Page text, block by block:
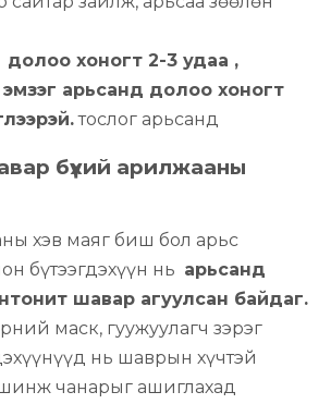
долоо хоногт 2-3 удаа ,
арьсанд долоо хоногт
тослог арьсанд
бүхий арилжааны
хэв маяг биш бол арьс
бүтээгдэхүүн нь арьсанд
шавар агуулсан байдаг.
маск, гуужуулагч зэрэг
нь шаврын хүчтэй
чанарыг ашиглахад